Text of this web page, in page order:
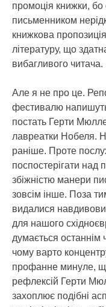
промоція книжки, бо
письменником
книжкова
літературу, що
вибагливого читача.
Але я не про це.
фестивалю
постать Герти
лавреатки Нобеля.
раніше. Проте
поспостерігати над
збіжністю манери
зовсім інше. Поза
видалися
для нашого
думається
чому варто
профанне минуле,
рефлексій Герти
захоплює подібні